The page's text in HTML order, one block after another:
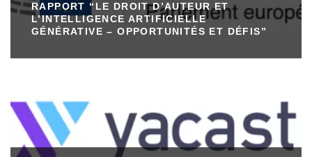
RAPPORT “LE DROIT D’AUTEUR ET
L’INTELLIGENCE ARTIFICIELLE
GÉNÉRATIVE – OPPORTUNITÉS ET DÉFIS”